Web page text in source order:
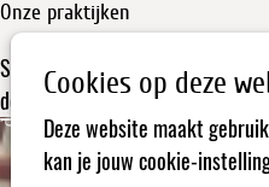
Cookies op deze
Deze website maakt
kan je jouw cookie-
Onze praktijken
Samen met vrijwilligers,
delen, repareren en verbinden